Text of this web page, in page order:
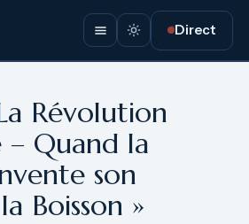
Direct
Révolution
– Quand la
son
Boisson »